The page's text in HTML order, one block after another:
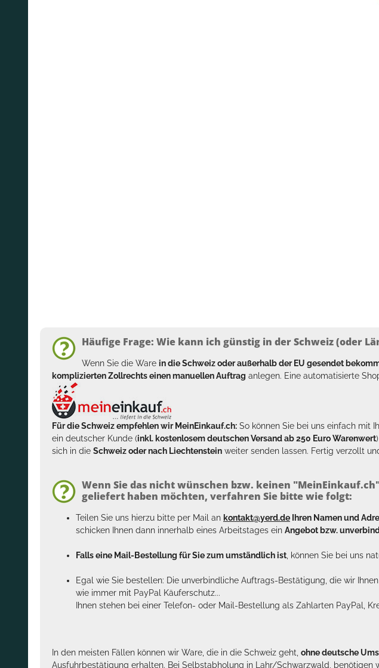
Häufige Frage: Wie kann ich günstig in der Schweiz (oder
Wenn Sie die Ware in die Schweiz oder außerhalb der EU gesendet
komplizierten Zollrechts einen manuellen Auftrag anlegen. Eine automatisierte
Für die Schweiz empfehlen wir MeinEinkauf.ch: So können Sie bei uns einfach mit
ein deutscher Kunde (inkl. kostenlosem deutschen Versand ab 250 Euro Warenwert
sich in die Schweiz oder nach Liechtenstein weiter senden lassen. Fertig verzollt
Wenn Sie das nicht wünschen bzw. keinen
geliefert haben möchten, verfahren Sie bitte wie folgt:
Teilen Sie uns hierzu bitte per Mail an kontakt@yerd.de Ihren Namen und
schicken Ihnen dann innerhalb eines Arbeitstages ein Angebot bzw.
Falls eine Mail-Bestellung für Sie zum umständlich ist , können Sie bei uns
Egal wie Sie bestellen: Die unverbindliche Auftrags-Bestätigung, die wir
wie immer mit PayPal Käuferschutz...
Ihnen stehen bei einer Telefon- oder Mail-Bestellung als Zahlarten PayPal,
In den meisten Fällen können wir Ware, die in die Schweiz geht, ohne deutsche
Ausfuhrbestätigung erhalten. Bei Selbstabholung in Lahr/Schwarzwald,